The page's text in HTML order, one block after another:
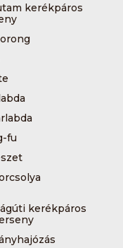
kerékpáros
fu
kerékpáros